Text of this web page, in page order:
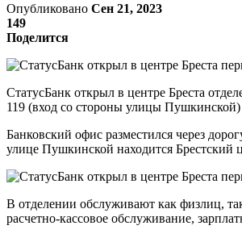
Опубликовано Сен 21, 2023
149
Поделится
СтатусБанк открыл в центре Бреста
119 (вход со стороны улицы
Банковский офис разместился через
улице Пушкинской находится Брестский
В отделении обслуживают как физлиц,
расчетно-кассовое обслуживание,